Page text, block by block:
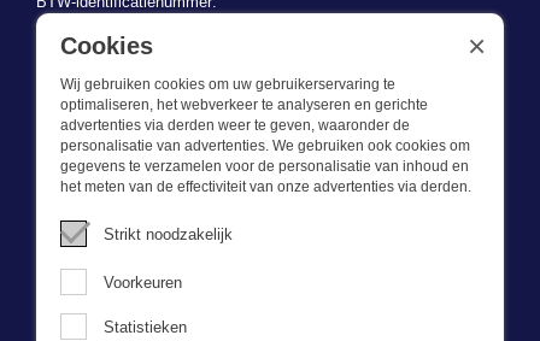
BE 0721.730.280
Wat we doen
Deze webshop is onderdeel van BEVAZET BV. Bevazet levert al
sinds 1983 bedrijfskleding aan grote en kleinere ondernemingen.
We hebben een eigen winkel/showroom in Brandwijk. Onze klanten
bieden we kwalitatief goede en sterke bedrijfskleding tegen een
scherpe prijs. Onze service is snel, we zijn voorraadhoudend,
Cookies
Wij gebruiken cookies om uw gebruikerservaring te
optimaliseren, het webverkeer te analyseren en gerichte
advertenties via derden weer te geven, waaronder de
personalisatie van advertenties. We gebruiken ook cookies om
gegevens te verzamelen voor de personalisatie van inhoud en
het meten van de effectiviteit van onze advertenties via derden.
Strikt noodzakelijk
Voorkeuren
Statistieken
×